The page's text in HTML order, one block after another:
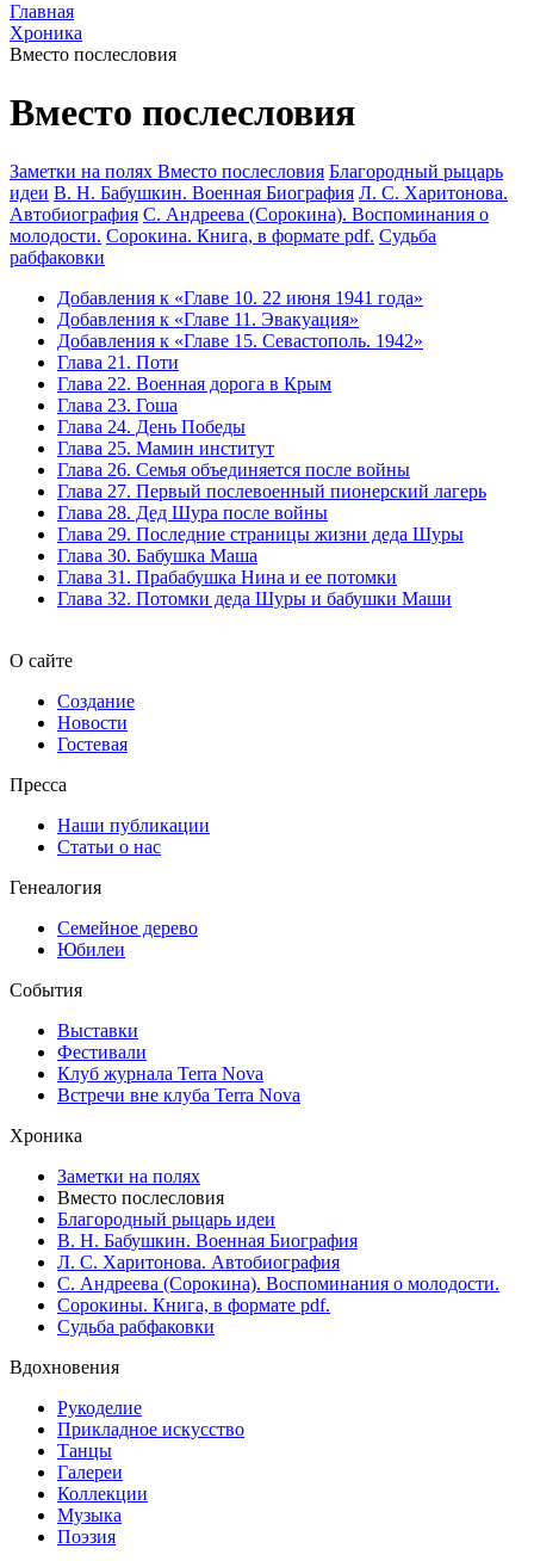
Главная
Хроника
Вместо послесловия
Вместо послесловия
Заметки на полях Вместо послесловия Благородный рыцарь
идеи В. Н. Бабушкин. Военная Биография Л. С. Харитонова.
Автобиография С. Андреева (Сорокина). Воспоминания о
молодости. Сорокина. Книга, в формате pdf. Судьба
рабфаковки
Добавления к «Главе 10. 22 июня 1941 года»
Добавления к «Главе 11. Эвакуация»
Добавления к «Главе 15. Севастополь. 1942»
Глава 21. Поти
Глава 22. Военная дорога в Крым
Глава 23. Гоша
Глава 24. День Победы
Глава 25. Мамин институт
Глава 26. Семья объединяется после войны
Глава 27. Первый послевоенный пионерский лагерь
Глава 28. Дед Шура после войны
Глава 29. Последние страницы жизни деда Шуры
Глава 30. Бабушка Маша
Глава 31. Прабабушка Нина и ее потомки
Глава 32. Потомки деда Шуры и бабушки Маши
О сайте
Создание
Новости
Гостевая
Пресса
Наши публикации
Статьи о нас
Генеалогия
Семейное дерево
Юбилеи
События
Выставки
Фестивали
Клуб журнала Terra Nova
Встречи вне клуба Terra Nova
Хроника
Заметки на полях
Вместо послесловия
Благородный рыцарь идеи
В. Н. Бабушкин. Военная Биография
Л. С. Харитонова. Автобиография
С. Андреева (Сорокина). Воспоминания о молодости.
Сорокины. Книга, в формате pdf.
Судьба рабфаковки
Вдохновения
Рукоделие
Прикладное искусство
Танцы
Галереи
Коллекции
Музыка
Поэзия